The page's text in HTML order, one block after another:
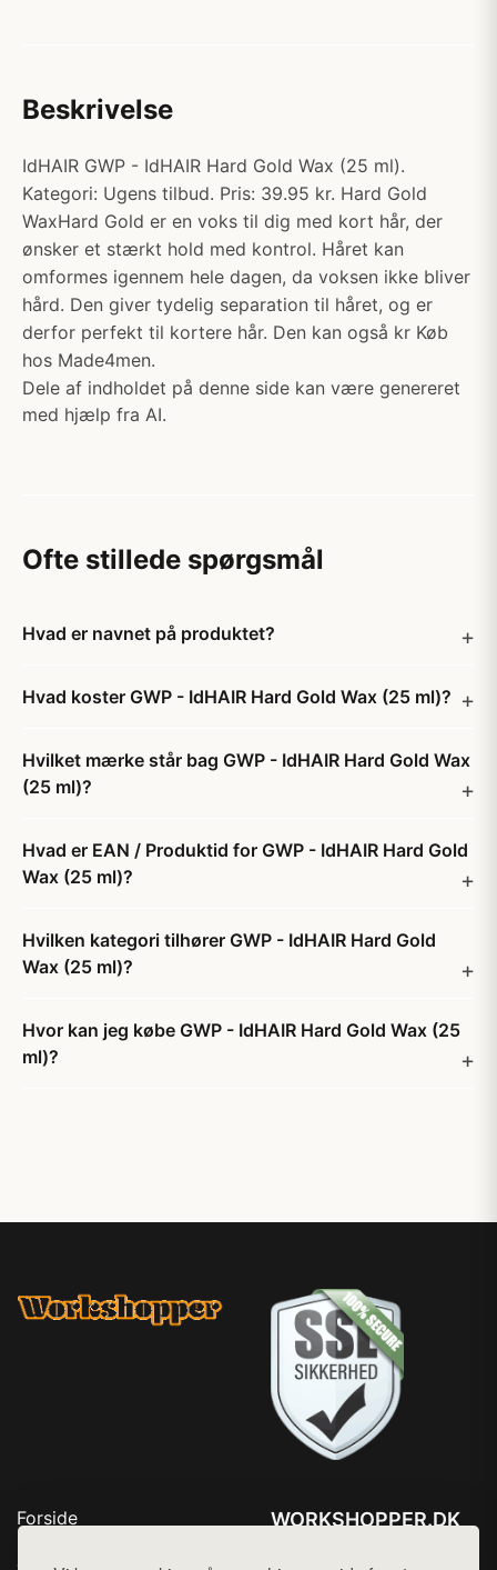
Beskrivelse
IdHAIR GWP - IdHAIR Hard Gold Wax (25 ml).
Kategori: Ugens tilbud. Pris: 39.95 kr. Hard Gold
WaxHard Gold er en voks til dig med kort hår, der
ønsker et stærkt hold med kontrol. Håret kan
omformes igennem hele dagen, da voksen ikke bliver
hård. Den giver tydelig separation til håret, og er
derfor perfekt til kortere hår. Den kan også kr Køb
hos Made4men.
Dele af indholdet på denne side kan være genereret
med hjælp fra AI.
Ofte stillede spørgsmål
Hvad er navnet på produktet?
Hvad koster GWP - IdHAIR Hard Gold Wax (25 ml)?
Hvilket mærke står bag GWP - IdHAIR Hard Gold Wax
(25 ml)?
Hvad er EAN / Produktid for GWP - IdHAIR Hard Gold
Wax (25 ml)?
Hvilken kategori tilhører GWP - IdHAIR Hard Gold
Wax (25 ml)?
Hvor kan jeg købe GWP - IdHAIR Hard Gold Wax (25
ml)?
Forside
WORKSHOPPER.DK